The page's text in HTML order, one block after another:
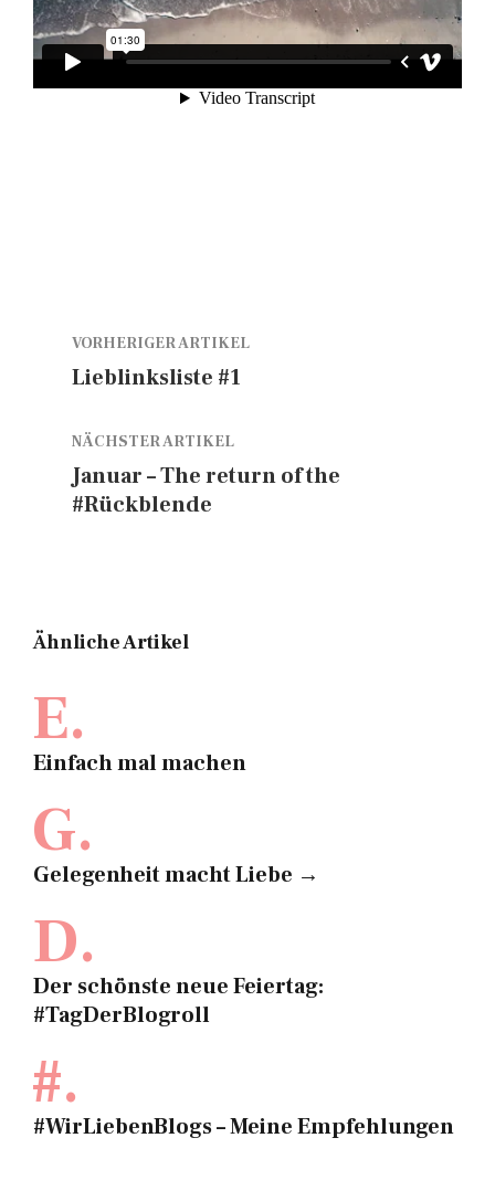
VORHERIGER ARTIKEL
Lieblinksliste #1
NÄCHSTER ARTIKEL
Januar – The return of the
#Rückblende
Ähnliche Artikel
E.
Einfach mal machen
G.
Gelegenheit macht Liebe →
D.
Der schönste neue Feiertag:
#TagDerBlogroll
#.
#WirLiebenBlogs – Meine Empfehlungen